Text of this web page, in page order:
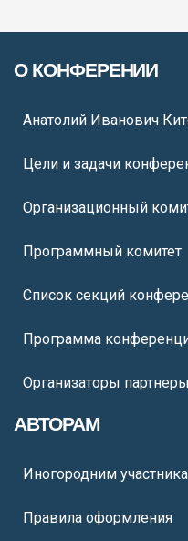
О КОНФЕРЕНИИ
Анатолий Иванович
Цели и задачи
Организационный
Программный комитет
Список секций
Программа
Организаторы
АВТОРАМ
Иногородним
Правила оформления